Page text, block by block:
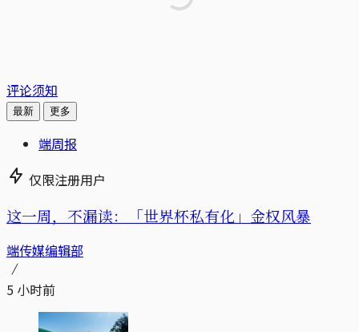
评论须知
最新 更多
端周报
仅限注册用户
这一周，不漏读：「世界杯私有化」金权风暴
端传媒编辑部
5 小时前